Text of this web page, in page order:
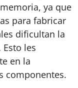
ya que
para fabricar
dificultan la
les
en la
componentes.